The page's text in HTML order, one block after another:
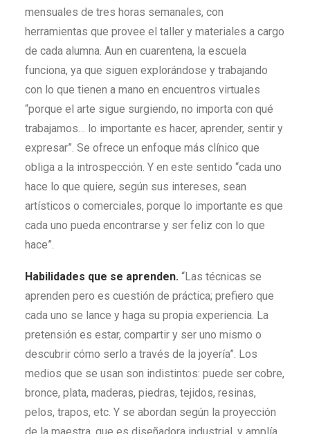
mensuales de tres horas semanales, con
herramientas que provee el taller y materiales a cargo
de cada alumna. Aun en cuarentena, la escuela
funciona, ya que siguen explorándose y trabajando
con lo que tienen a mano en encuentros virtuales
“porque el arte sigue surgiendo, no importa con qué
trabajamos… lo importante es hacer, aprender, sentir y
expresar”. Se ofrece un enfoque más clínico que
obliga a la introspección. Y en este sentido “cada uno
hace lo que quiere, según sus intereses, sean
artísticos o comerciales, porque lo importante es que
cada uno pueda encontrarse y ser feliz con lo que
hace”.
Habilidades que se aprenden. “Las técnicas se
aprenden pero es cuestión de práctica; prefiero que
cada uno se lance y haga su propia experiencia. La
pretensión es estar, compartir y ser uno mismo o
descubrir cómo serlo a través de la joyería”. Los
medios que se usan son indistintos: puede ser cobre,
bronce, plata, maderas, piedras, tejidos, resinas,
pelos, trapos, etc. Y se abordan según la proyección